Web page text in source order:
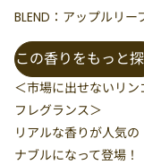
BLEND：アップルリ
この香りをもっと
＜市場に出せないリン
フレグランス＞
リアルな香りが人気
ナブルになって登場！